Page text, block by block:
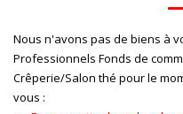
Nous n'avons pas de biens à
Professionnels Fonds de
Crêperie/Salon thé pour le
vous :